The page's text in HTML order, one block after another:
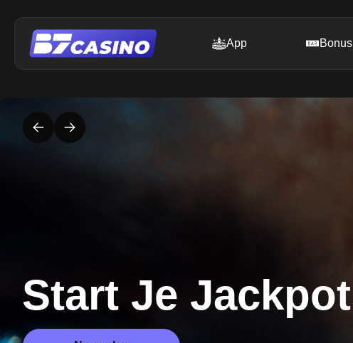
App Bonus
Start Je Jackpot